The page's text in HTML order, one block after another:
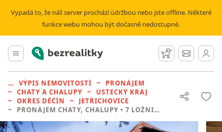
Vypadá to, že náš server prochází údržbou nebo jste offline. Některé
funkce webu mohou být dočasně nedostupné.
Hlavní menu
Bezrealitky Hlídací pes
Zprávy
VÝPIS NEMOVITOSTÍ
PRONÁJEM
CHATY A CHALUPY
ÚSTECKÝ KRAJ
OKRES DĚČÍN
JETŘICHOVICE
PRONÁJEM CHATY, CHALUPY • 7 LOŽNIC BEZ REALITKY